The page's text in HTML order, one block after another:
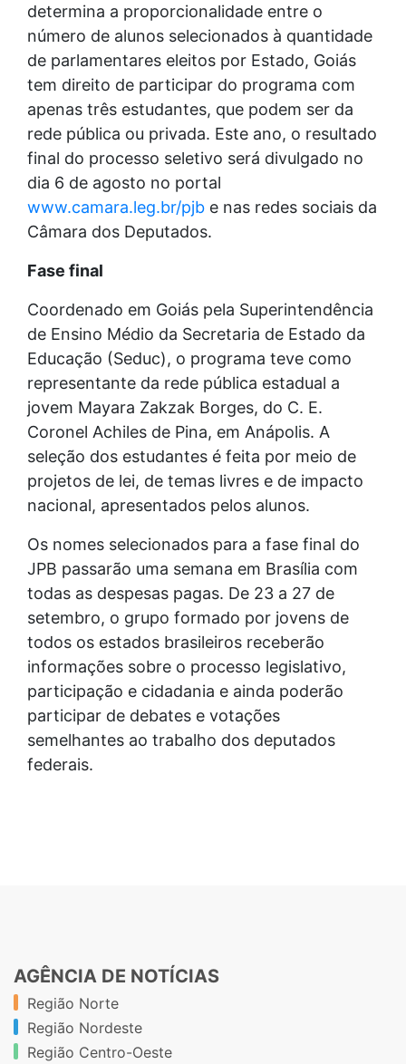
determina a proporcionalidade entre o
número de alunos selecionados à quantidade
de parlamentares eleitos por Estado, Goiás
tem direito de participar do programa com
apenas três estudantes, que podem ser da
rede pública ou privada. Este ano, o resultado
final do processo seletivo será divulgado no
dia 6 de agosto no portal
www.camara.leg.br/pjb e nas redes sociais da
Câmara dos Deputados.
Fase final
Coordenado em Goiás pela Superintendência
de Ensino Médio da Secretaria de Estado da
Educação (Seduc), o programa teve como
representante da rede pública estadual a
jovem Mayara Zakzak Borges, do C. E.
Coronel Achiles de Pina, em Anápolis. A
seleção dos estudantes é feita por meio de
projetos de lei, de temas livres e de impacto
nacional, apresentados pelos alunos.
Os nomes selecionados para a fase final do
JPB passarão uma semana em Brasília com
todas as despesas pagas. De 23 a 27 de
setembro, o grupo formado por jovens de
todos os estados brasileiros receberão
informações sobre o processo legislativo,
participação e cidadania e ainda poderão
participar de debates e votações
semelhantes ao trabalho dos deputados
federais.
AGÊNCIA DE NOTÍCIAS
Região Norte
Região Nordeste
Região Centro-Oeste